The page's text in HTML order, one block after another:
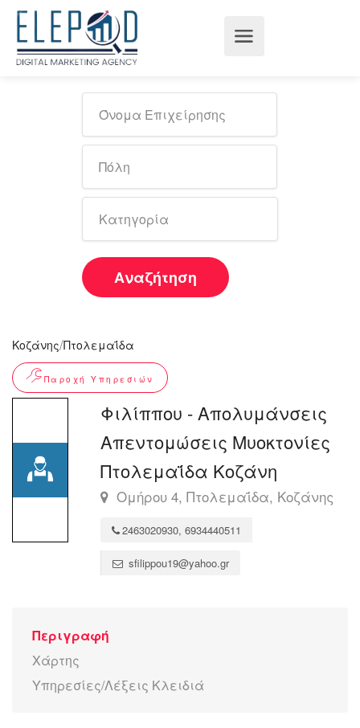
Αναζήτηση
Κοζάνης/Πτολεμαΐδα
Παροχή Υπηρεσιών
Φιλίππου - Απολυμάνσεις
Απεντομώσεις Μυοκτονίες
Πτολεμαΐδα Κοζάνη
Ομήρου 4, Πτολεμαΐδα, Κοζάνης
2463020930, 6934440511
sfilippou19@yahoo.gr
Περιγραφή
Χάρτης
Υπηρεσίες/Λέξεις Κλειδιά